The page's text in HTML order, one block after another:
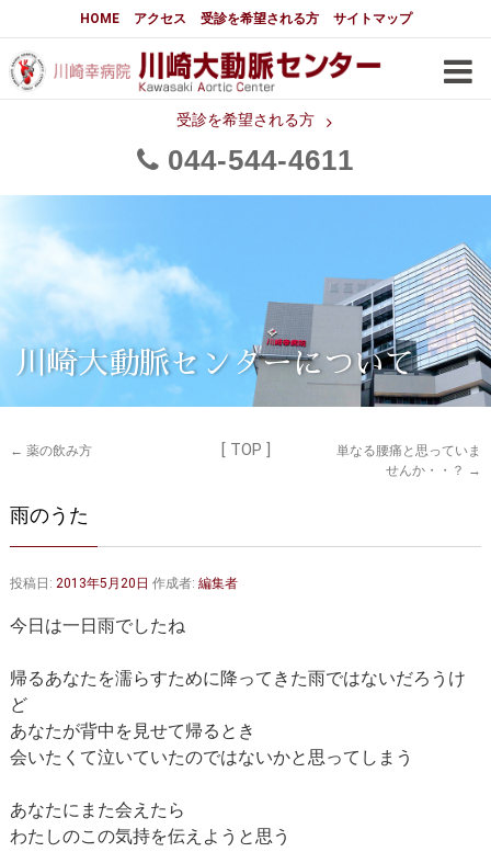
HOME アクセス 受診を希望される方 サイトマップ
受診を希望される方
044 544 4611
大動脈センターについて
はじめに 大動脈センターについて
メディアでの紹介
都道府県別患者マップ 都道府県別紹介病院
大動脈瘤について 基本編
3分でわかる大動脈瘤・大動脈
大動脈瘤
大動脈解離（解離性大動脈瘤）
胸部大動脈瘤の治療
腹部大動脈瘤の治療 急性大動脈解離の治療
何歳まで手術は可能か？ インフォームドコンセント
大動脈瘤について 詳細編
腹部大動脈瘤 大動脈解離
ステントグラフトによる治療
診察をご希望の方へ
川崎大動脈センターについて
← 薬の飲み方 [ TOP ]
単なる腰痛と思っていま
せんか・・？ →
雨のうた
投稿日: 2013年5月20日 作成者: 編集者
今日は一日雨でしたね
帰るあなたを濡らすために降ってきた雨ではないだろうけ
ど
あなたが背中を見せて帰るとき
会いたくて泣いていたのではないかと思ってしまう
あなたにまた会えたら
わたしのこの気持を伝えようと思う